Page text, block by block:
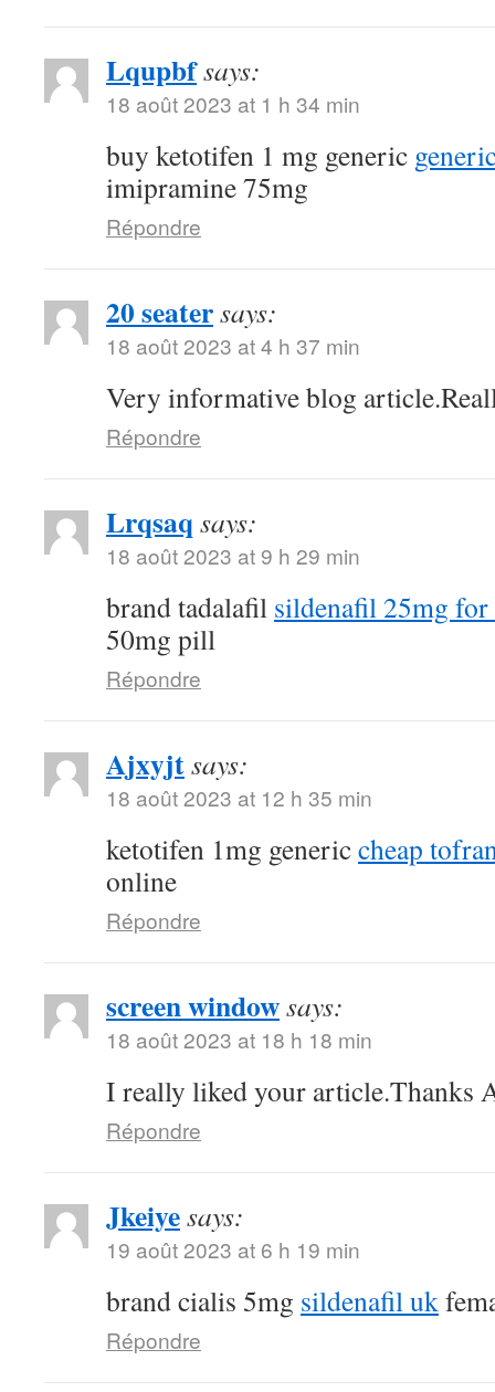
Lqupbfsays:
18 août 2023 at 1 h 34 min
buy ketotifen 1 mg generic
imipramine 75mg
Répondre
20 seatersays:
18 août 2023 at 4 h 37 min
Very informative blog
Répondre
Lrqsaq says:
18 août 2023 at 9 h 29 min
brand tadalafil sildenafil 25mg for
50mg pill
Répondre
Ajxyjtsays:
18 août 2023 at 12 h 35 min
ketotifen 1mg genericcheap
online
Répondre
screen windowsays:
18 août 2023 at 18 h 18 min
I really liked your article.Thanks
Répondre
Jkeiyesays:
19 août 2023 at 6 h 19 min
brand cialis 5mg sildenafil uk
Répondre